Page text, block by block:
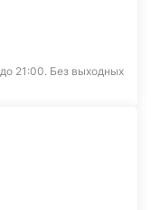
21:00. Без выходных